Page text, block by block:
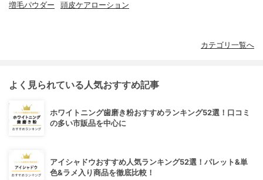
増毛パウダー 頭皮ケアローション
カテゴリ一覧へ
よく見られている人気おすすめ記事
ホワイトニング歯磨き粉おすすめランキング52選！口コミ
の多い市販品を中心に
アイシャドウおすすめ人気ランキング52選！パレット&単
色&ラメ入り商品を徹底比較！